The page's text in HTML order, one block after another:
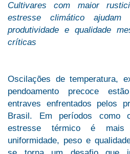
Cultivares com maior
estresse climático ajudam
produtividade e qualidade
críticas
Oscilações de temperatura,
pendoamento precoce
entraves enfrentados pelos
Brasil. Em períodos
estresse térmico é
uniformidade, peso e